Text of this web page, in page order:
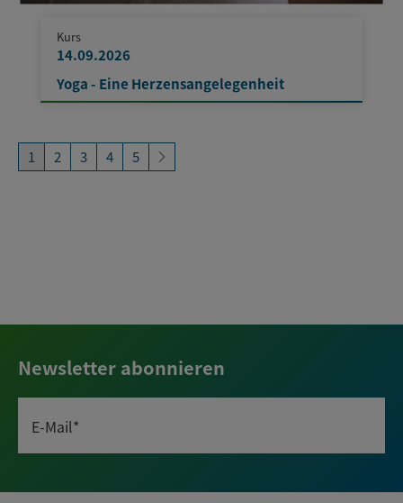
Kurs
14.09.2026
Yoga - Eine Herzensangelegenheit
1 2 3 4 5
Newsletter abonnieren
E-Mail*